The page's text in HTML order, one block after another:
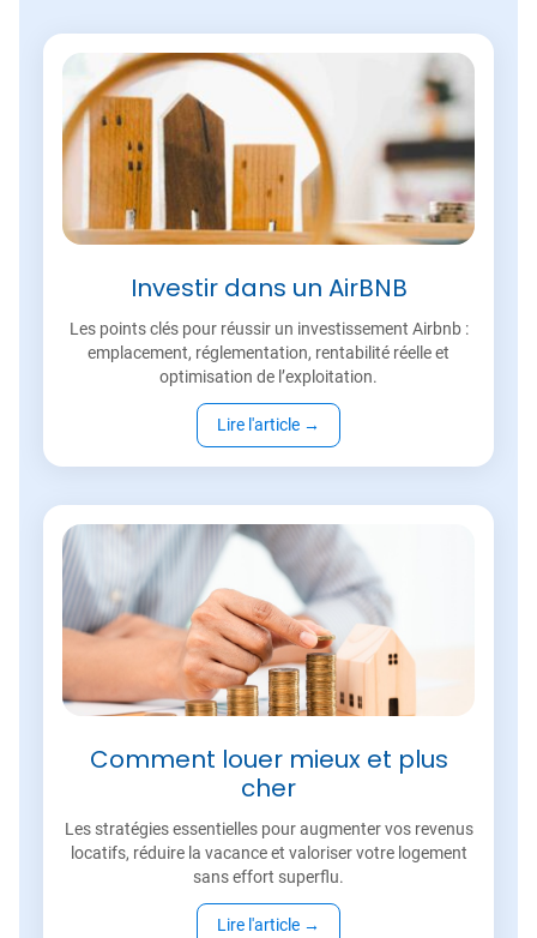
Investir dans un AirBNB
Les points clés pour réussir un investissement Airbnb :
emplacement, réglementation, rentabilité réelle et
optimisation de l’exploitation.
Lire l'article →
Comment louer mieux et plus
cher
Les stratégies essentielles pour augmenter vos revenus
locatifs, réduire la vacance et valoriser votre logement
sans effort superflu.
Lire l'article →